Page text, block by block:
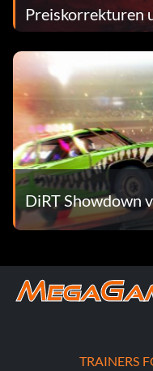
Preiskorrekturen
nächstes sagt
DiRT Showdown
TRAINERS